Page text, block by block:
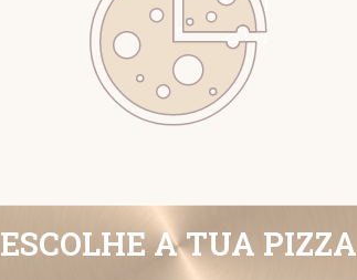
ESCOLHE A TUA PIZZA